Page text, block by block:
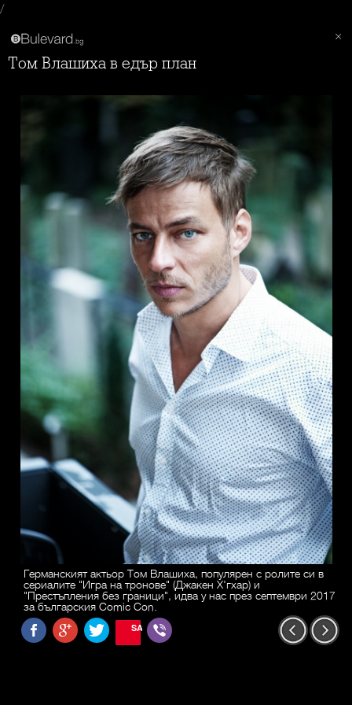
/
Том Влашиха в едър план
Германският актьор Том Влашиха, популярен с ролите си в
сериалите "Игра на тронове" (Джакен Х'гхар) и
"Престъпления без граници", идва у нас през септември 2017
за българския Comic Con.
SAVE